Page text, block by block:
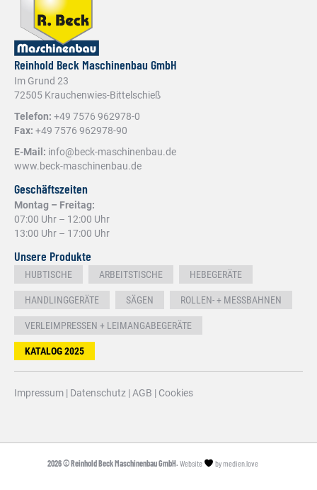
Reinhold Beck Maschinenbau GmbH
Im Grund 23
72505 Krauchenwies-Bittelschieß
Telefon: +49 7576 962978-0
Fax: +49 7576 962978-90
E-Mail: info@beck-maschinenbau.de
www.beck-maschinenbau.de
Geschäftszeiten
Montag – Freitag:
07:00 Uhr – 12:00 Uhr
13:00 Uhr – 17:00 Uhr
Unsere Produkte
HUBTISCHE ARBEITSTISCHE HEBEGERÄTE
HANDLINGGERÄTE SÄGEN ROLLEN- + MESSBAHNEN
VERLEIMPRESSEN + LEIMANGABEGERÄTE
KATALOG 2025
Impressum | Datenschutz | AGB | Cookies
2026 © Reinhold Beck Maschinenbau GmbH. Website bymedien.love